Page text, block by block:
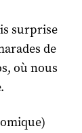
surprise
de
où nous